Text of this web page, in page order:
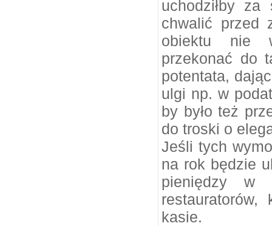
uchodziłby
chwalić przed
obiektu nie
przekonać do
potentata,
ulgi np. w
by było też
do troski o
Jeśli tych
na rok będzie
pieniędzy w
kasie.